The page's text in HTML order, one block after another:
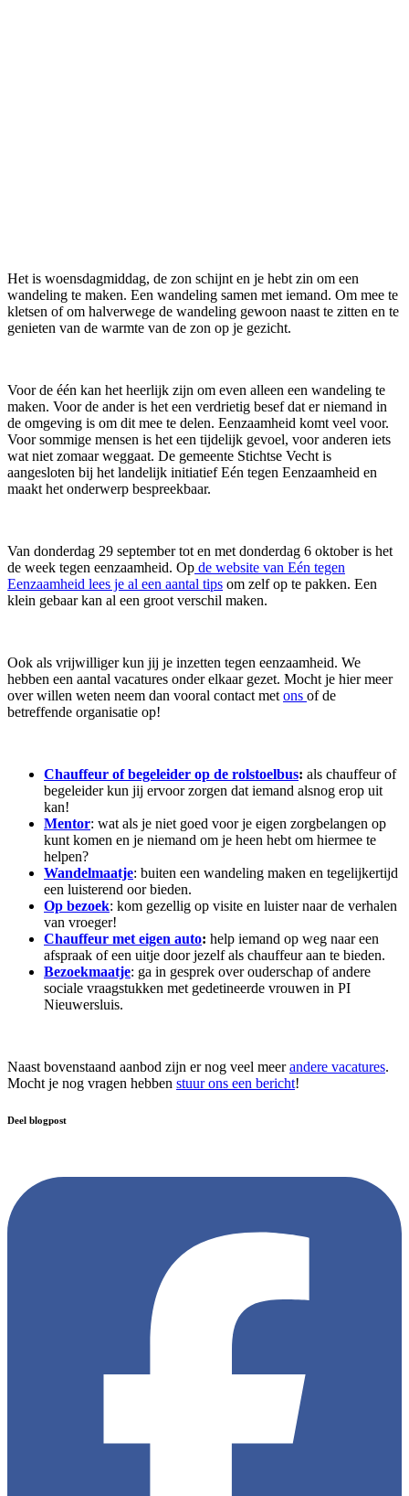
Het is woensdagmiddag, de zon schijnt en je hebt zin om een
wandeling te maken. Een wandeling samen met iemand. Om mee te
kletsen of om halverwege de wandeling gewoon naast te zitten en te
genieten van de warmte van de zon op je gezicht.
Voor de één kan het heerlijk zijn om even alleen een wandeling te
maken. Voor de ander is het een verdrietig besef dat er niemand in
de omgeving is om dit mee te delen. Eenzaamheid komt veel voor.
Voor sommige mensen is het een tijdelijk gevoel, voor anderen iets
wat niet zomaar weggaat. De gemeente Stichtse Vecht is
aangesloten bij het landelijk initiatief Eén tegen Eenzaamheid en
maakt het onderwerp bespreekbaar.
Van donderdag 29 september tot en met donderdag 6 oktober is het
de week tegen eenzaamheid. Op de website van Eén tegen
Eenzaamheid lees je al een aantal tips om zelf op te pakken. Een
klein gebaar kan al een groot verschil maken.
Ook als vrijwilliger kun jij je inzetten tegen eenzaamheid. We
hebben een aantal vacatures onder elkaar gezet. Mocht je hier meer
over willen weten neem dan vooral contact met ons of de
betreffende organisatie op!
Chauffeur of begeleider op de rolstoelbus: als chauffeur of
begeleider kun jij ervoor zorgen dat iemand alsnog erop uit
kan!
Mentor: wat als je niet goed voor je eigen zorgbelangen op
kunt komen en je niemand om je heen hebt om hiermee te
helpen?
Wandelmaatje: buiten een wandeling maken en tegelijkertijd
een luisterend oor bieden.
Op bezoek: kom gezellig op visite en luister naar de verhalen
van vroeger!
Chauffeur met eigen auto: help iemand op weg naar een
afspraak of een uitje door jezelf als chauffeur aan te bieden.
Bezoekmaatje: ga in gesprek over ouderschap of andere
sociale vraagstukken met gedetineerde vrouwen in PI
Nieuwersluis.
Naast bovenstaand aanbod zijn er nog veel meerandere vacatures.
Mocht je nog vragen hebben stuur ons een bericht!
Deel blogpost